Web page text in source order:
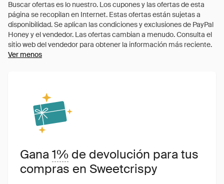
Ver menos
Gana1% de devolución para tus
compras en Sweetcrispy